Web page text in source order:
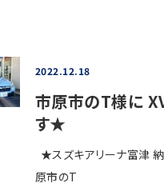
2022.12.18
市原市のT様に
す★
★スズキアリーナ富津
原市のT